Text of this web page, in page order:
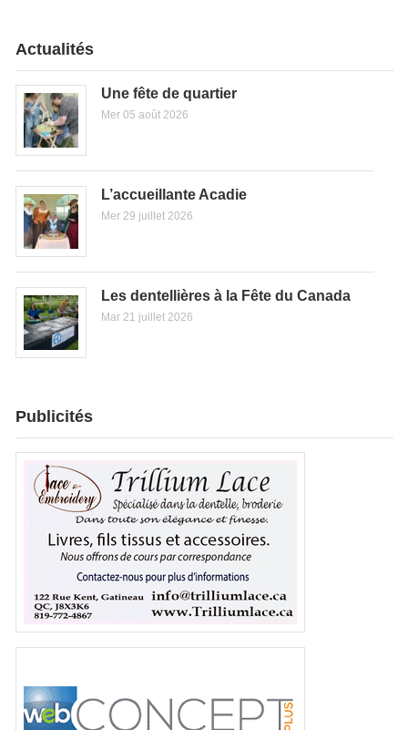
Actualités
Une fête de quartier
Mer 05 août 2026
L’accueillante Acadie
Mer 29 juillet 2026
Les dentellières à la Fête du Canada
Mar 21 juillet 2026
Publicités